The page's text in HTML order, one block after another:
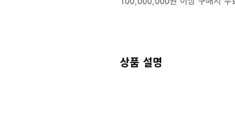
100,000,000원 이상 구매시 무
상품 설명